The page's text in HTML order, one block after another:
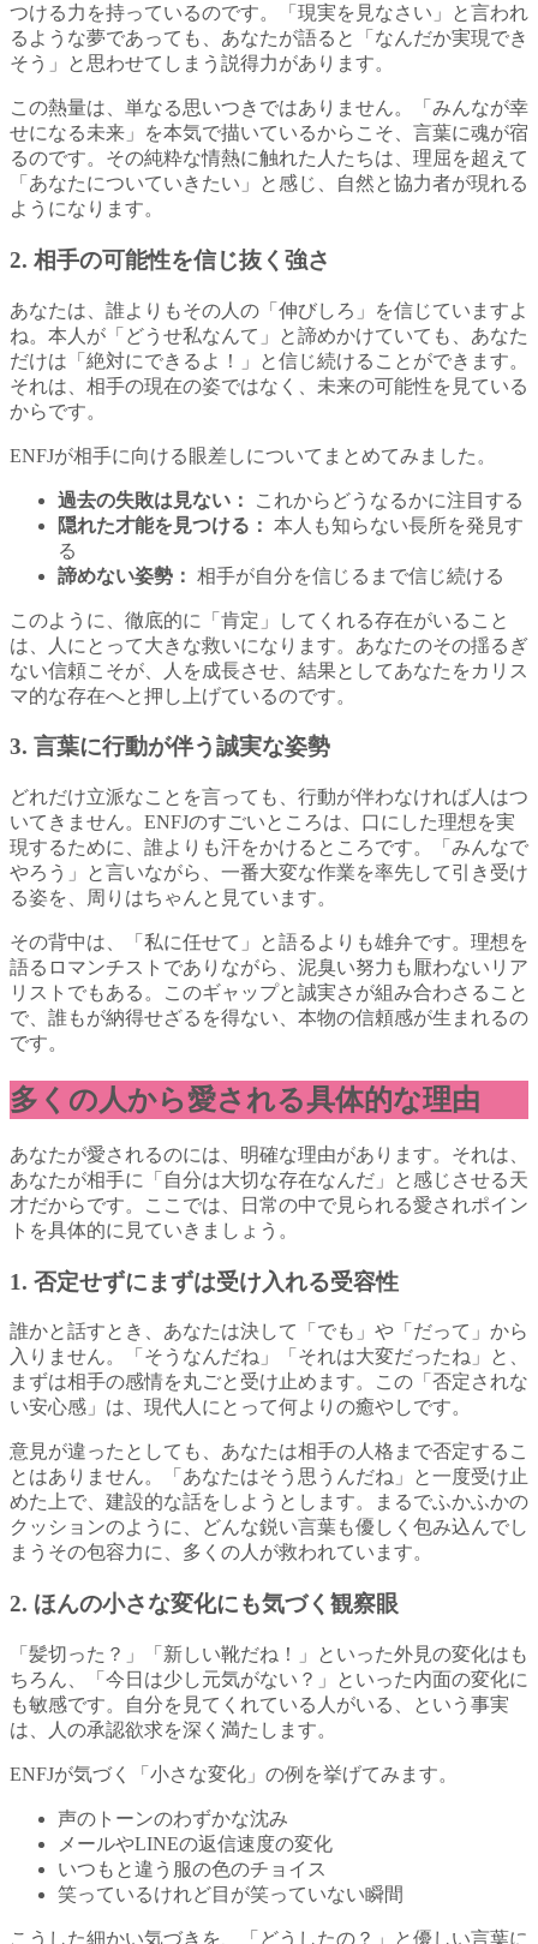
つける力を持っているのです。「現実を見なさい」と言われ
るような夢であっても、あなたが語ると「なんだか実現でき
そう」と思わせてしまう説得力があります。
この熱量は、単なる思いつきではありません。「みんなが幸
せになる未来」を本気で描いているからこそ、言葉に魂が宿
るのです。その純粋な情熱に触れた人たちは、理屈を超えて
「あなたについていきたい」と感じ、自然と協力者が現れる
ようになります。
2. 相手の可能性を信じ抜く強さ
あなたは、誰よりもその人の「伸びしろ」を信じていますよ
ね。本人が「どうせ私なんて」と諦めかけていても、あなた
だけは「絶対にできるよ！」と信じ続けることができます。
それは、相手の現在の姿ではなく、未来の可能性を見ている
からです。
ENFJが相手に向ける眼差しについてまとめてみました。
過去の失敗は見ない：
これからどうなるかに注目する
隠れた才能を見つける： 本人も知らない長所を発見す
る
諦めない姿勢： 相手が自分を信じるまで信じ続ける
このように、徹底的に「肯定」してくれる存在がいること
は、人にとって大きな救いになります。あなたのその揺るぎ
ない信頼こそが、人を成長させ、結果としてあなたをカリス
マ的な存在へと押し上げているのです。
3. 言葉に行動が伴う誠実な姿勢
どれだけ立派なことを言っても、行動が伴わなければ人はつ
いてきません。ENFJのすごいところは、口にした理想を実
現するために、誰よりも汗をかけるところです。「みんなで
やろう」と言いながら、一番大変な作業を率先して引き受け
る姿を、周りはちゃんと見ています。
その背中は、「私に任せて」と語るよりも雄弁です。理想を
語るロマンチストでありながら、泥臭い努力も厭わないリア
リストでもある。このギャップと誠実さが組み合わさること
で、誰もが納得せざるを得ない、本物の信頼感が生まれるの
です。
多くの人から愛される具体的な理由
あなたが愛されるのには、明確な理由があります。それは、
あなたが相手に「自分は大切な存在なんだ」と感じさせる天
才だからです。ここでは、日常の中で見られる愛されポイン
トを具体的に見ていきましょう。
1. 否定せずにまずは受け入れる受容性
誰かと話すとき、あなたは決して「でも」や「だって」から
入りません。「そうなんだね」「それは大変だったね」と、
まずは相手の感情を丸ごと受け止めます。この「否定されな
い安心感」は、現代人にとって何よりの癒やしです。
意見が違ったとしても、あなたは相手の人格まで否定するこ
とはありません。「あなたはそう思うんだね」と一度受け止
めた上で、建設的な話をしようとします。まるでふかふかの
クッションのように、どんな鋭い言葉も優しく包み込んでし
まうその包容力に、多くの人が救われています。
2. ほんの小さな変化にも気づく観察眼
「髪切った？」「新しい靴だね！」といった外見の変化はも
ちろん、「今日は少し元気がない？」といった内面の変化に
も敏感です。自分を見てくれている人がいる、という事実
は、人の承認欲求を深く満たします。
ENFJが気づく「小さな変化」の例を挙げてみます。
声のトーンのわずかな沈み
メールやLINEの返信速度の変化
いつもと違う服の色のチョイス
笑っているけれど目が笑っていない瞬間
こうした細かい気づきを、「どうしたの？」と優しい言葉に